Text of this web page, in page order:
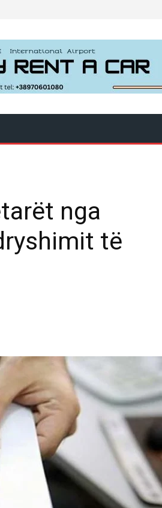
nga
të